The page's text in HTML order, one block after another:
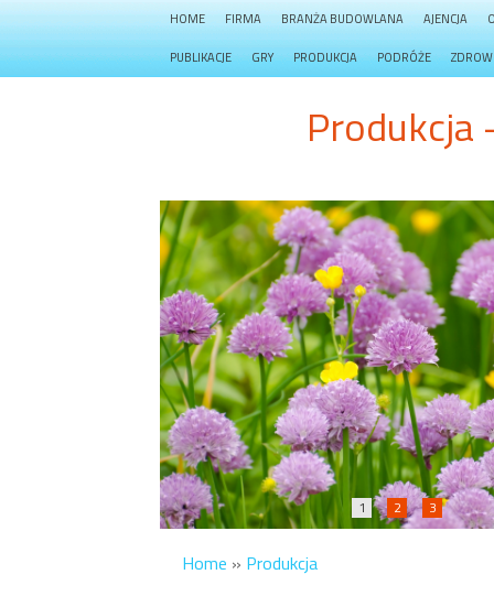
HOME FIRMA BRANŻA BUDOWLANA AJENCJA
PUBLIKACJE GRY PRODUKCJA PODRÓŻE
Produkcja
1 2 3
Home » Produkcja